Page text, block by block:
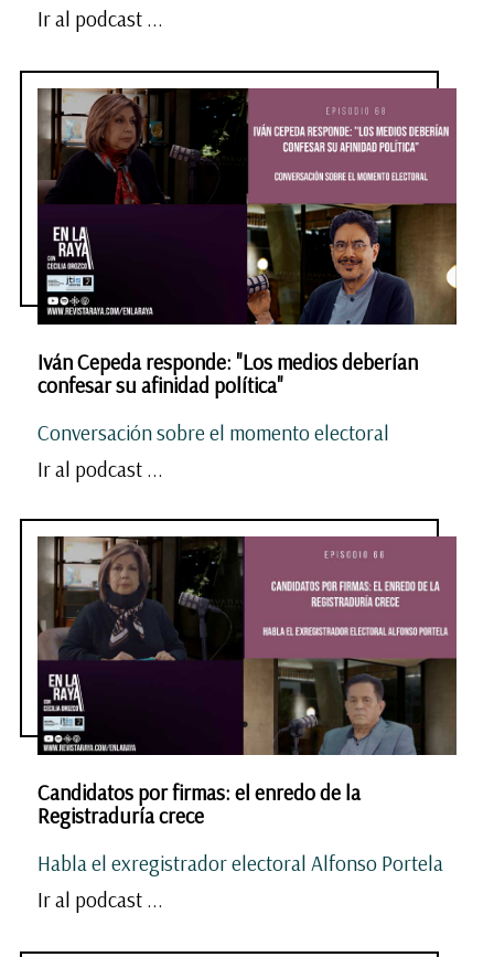
Ir al podcast ...
Iván Cepeda responde: "Los medios deberían
confesar su afinidad política"
Conversación sobre el momento electoral
Ir al podcast ...
Candidatos por firmas: el enredo de la
Registraduría crece
Habla el exregistrador electoral Alfonso Portela
Ir al podcast ...